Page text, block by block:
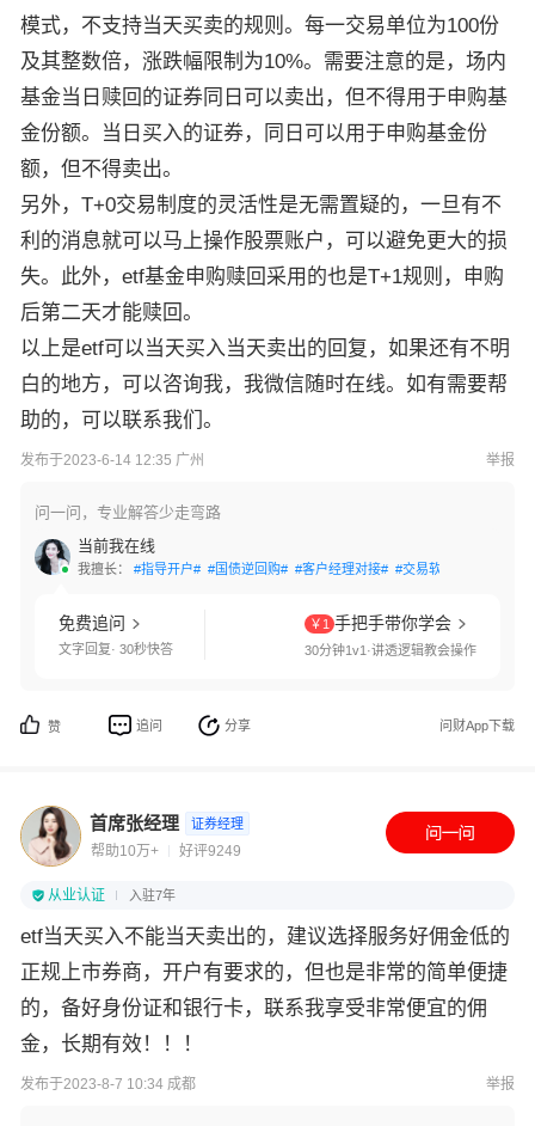
模式，不支持当天买卖的规则。每一交易单位为100份
及其整数倍，涨跌幅限制为10%。需要注意的是，场内
基金当日赎回的证券同日可以卖出，但不得用于申购基
金份额。当日买入的证券，同日可以用于申购基金份
额，但不得卖出。
另外，T+0交易制度的灵活性是无需置疑的，一旦有不
利的消息就可以马上操作股票账户，可以避免更大的损
失。此外，etf基金申购赎回采用的也是T+1规则，申购
后第二天才能赎回。
以上是etf可以当天买入当天卖出的回复，如果还有不明
白的地方，可以咨询我，我微信随时在线。如有需要帮
助的，可以联系我们。
发布于2023-6-14 12:35 广州 举报
问一问，专业解答少走弯路
当前我在线
我擅长： #指导开户# #国债逆回购# #客户经理对接# #交易软件指导#
免费追问
文字回复· 30秒快答
￥1 手把手带你学会
30分钟1v1·讲透逻辑教会操作
赞 追问 分享 问财App下载
首席张经理 证券经理
帮助10万+ 好评9249
从业认证 入驻7年
etf当天买入不能当天卖出的，建议选择服务好佣金低的
正规上市券商，开户有要求的，但也是非常的简单便捷
的，备好身份证和银行卡，联系我享受非常便宜的佣
金，长期有效！！！
发布于2023-8-7 10:34 成都 举报